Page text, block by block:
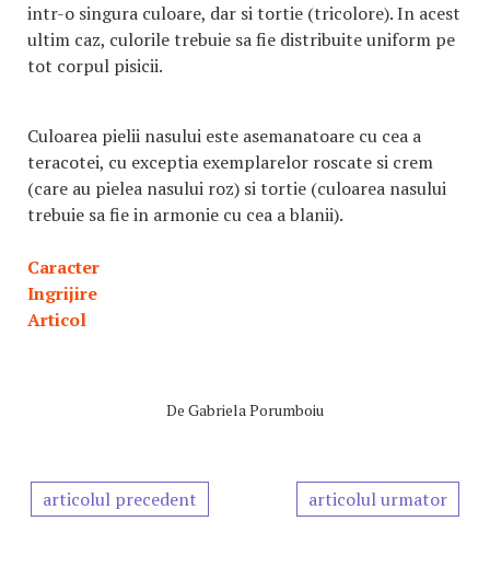
intr-o singura culoare, dar si tortie (tricolore). In acest
ultim caz, culorile trebuie sa fie distribuite uniform pe
tot corpul pisicii.
Culoarea pielii nasului este asemanatoare cu cea a
teracotei, cu exceptia exemplarelor roscate si crem
(care au pielea nasului roz) si tortie (culoarea nasului
trebuie sa fie in armonie cu cea a blanii).
Caracter
Ingrijire
Articol
De Gabriela Porumboiu
articolul precedent articolul urmator